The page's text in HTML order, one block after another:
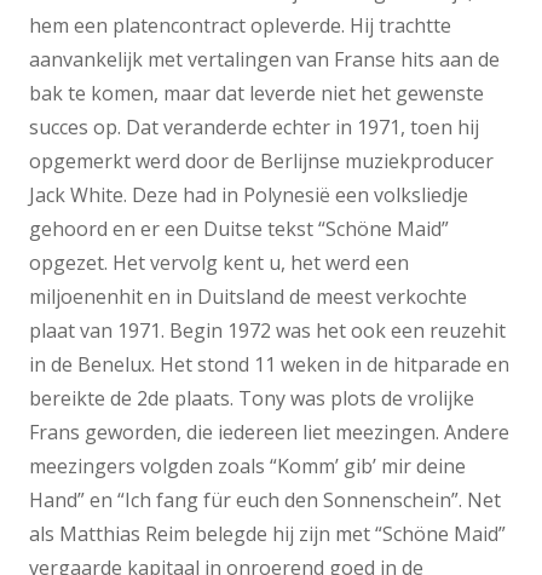
hem een platencontract opleverde. Hij trachtte
aanvankelijk met vertalingen van Franse hits aan de
bak te komen, maar dat leverde niet het gewenste
succes op. Dat veranderde echter in 1971, toen hij
opgemerkt werd door de Berlijnse muziekproducer
Jack White. Deze had in Polynesië een volksliedje
gehoord en er een Duitse tekst “Schöne Maid”
opgezet. Het vervolg kent u, het werd een
miljoenenhit en in Duitsland de meest verkochte
plaat van 1971. Begin 1972 was het ook een reuzehit
in de Benelux. Het stond 11 weken in de hitparade en
bereikte de 2de plaats. Tony was plots de vrolijke
Frans geworden, die iedereen liet meezingen. Andere
meezingers volgden zoals “Komm’ gib’ mir deine
Hand” en “Ich fang für euch den Sonnenschein”. Net
als Matthias Reim belegde hij zijn met “Schöne Maid”
vergaarde kapitaal in onroerend goed in de